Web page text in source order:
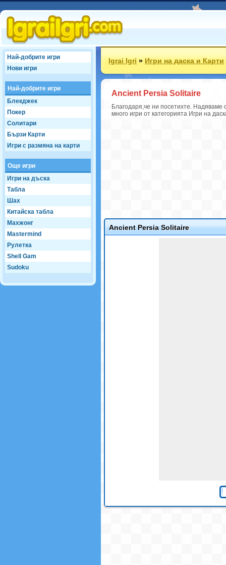
Най-добрите игри
Нови игри
Най-добрите игри
Блекджек
Покер
Солитари
Бързи Карти
Игри с размяна на карти
Още игри
Игри на дъска
Табла
Шах
Китайска табла
Махжонг
Mastermind
Рулетка
Shell Gam
Sudoku
Igrai Igri»Игри на даска и Карти
Ancient Persia Solitaire
Благодаря,че ни посетихте.
много игри от категорията Игри на
Ancient Persia Solitaire